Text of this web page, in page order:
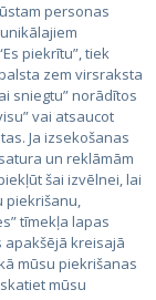
personas
piekrītu”, tiek
zem virsraksta
sniegtu” norādītos
vai atsaucot
Ja izsekošanas
un reklāmām
šai izvēlnei, lai
piekrišanu,
tīmekļa lapas
apakšējā kreisajā
mūsu piekrišanas
mūsu